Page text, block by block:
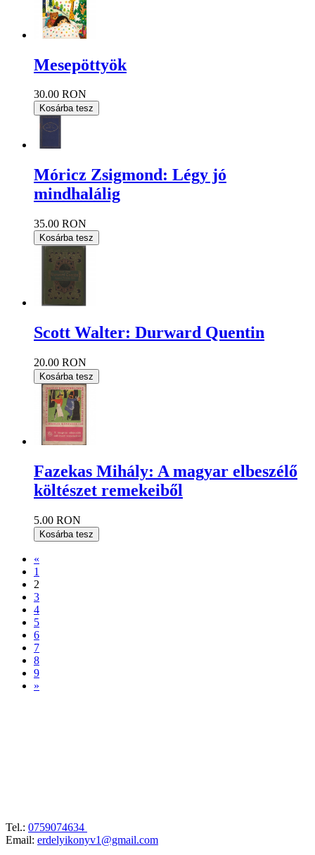
Mesepöttyök
30.00 RON
Kosárba tesz
Móricz Zsigmond: Légy jó
mindhalálig
35.00 RON
Kosárba tesz
Scott Walter: Durward Quentin
20.00 RON
Kosárba tesz
Fazekas Mihály: A magyar elbeszélő
költészet remekeiből
5.00 RON
Kosárba tesz
«
1
2
3
4
5
6
7
8
9
»
Tel.: 0759074634
Email: erdelyikonyv1@gmail.com